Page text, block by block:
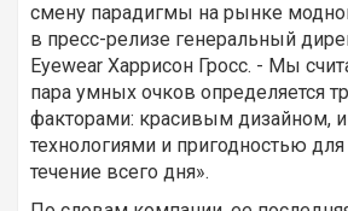
смену парадигмы на рынке
в пресс-релизе генеральный
Eyewear Харрисон Гросс. - Мы
пара умных очков определяется
факторами: красивым дизайном,
технологиями и пригодностью
течение всего дня».